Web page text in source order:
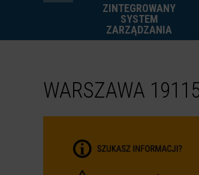
ZINTEGROWANY
SYSTEM
ZARZĄDZANIA
WARSZAWA